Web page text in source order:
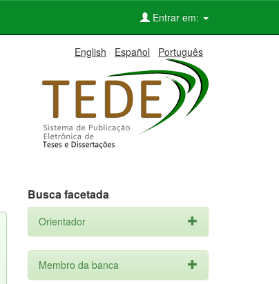
Entrar em:
English Español Português
Busca facetada
Orientador
Membro da banca